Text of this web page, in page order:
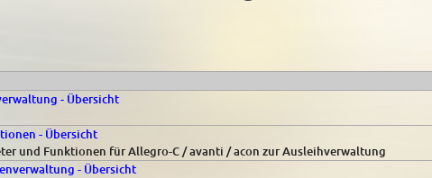
- Übersicht
- Übersicht
und Funktionen für Allegro-C / avanti / acon zur Ausleihverwaltung
- Übersicht